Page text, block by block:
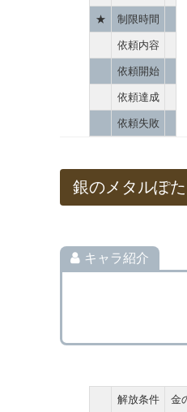
★ 制限時間
依頼内容
依頼開始
依頼達成
依頼失敗
銀のメタルぽた
キャラ紹介
解放条件 金